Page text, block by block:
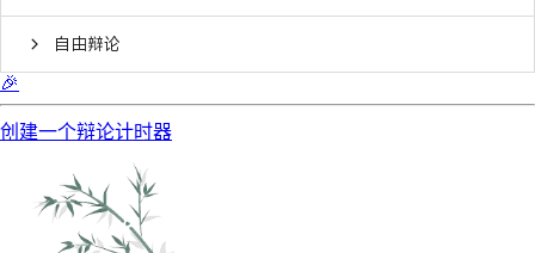
自由辩论
🎉
创建一个辩论计时器